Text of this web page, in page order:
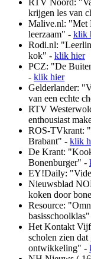
RTV Noord:
krijgen les van
Malive.nl: "Met
leerzaam" - klik
Rodi.nl:
kok" - klik hier
PCZ: "De
- klik hier
Gelderlander:
van een echte
RTV
enthousiast
ROS-TVkrant:
Brabant" - klik
De Krant:
Bonenburger" -
EY!Daily:
Nieuwsblad
koken door
Resource:
Het Kontakt
scholen zien
ontwikkeling" -